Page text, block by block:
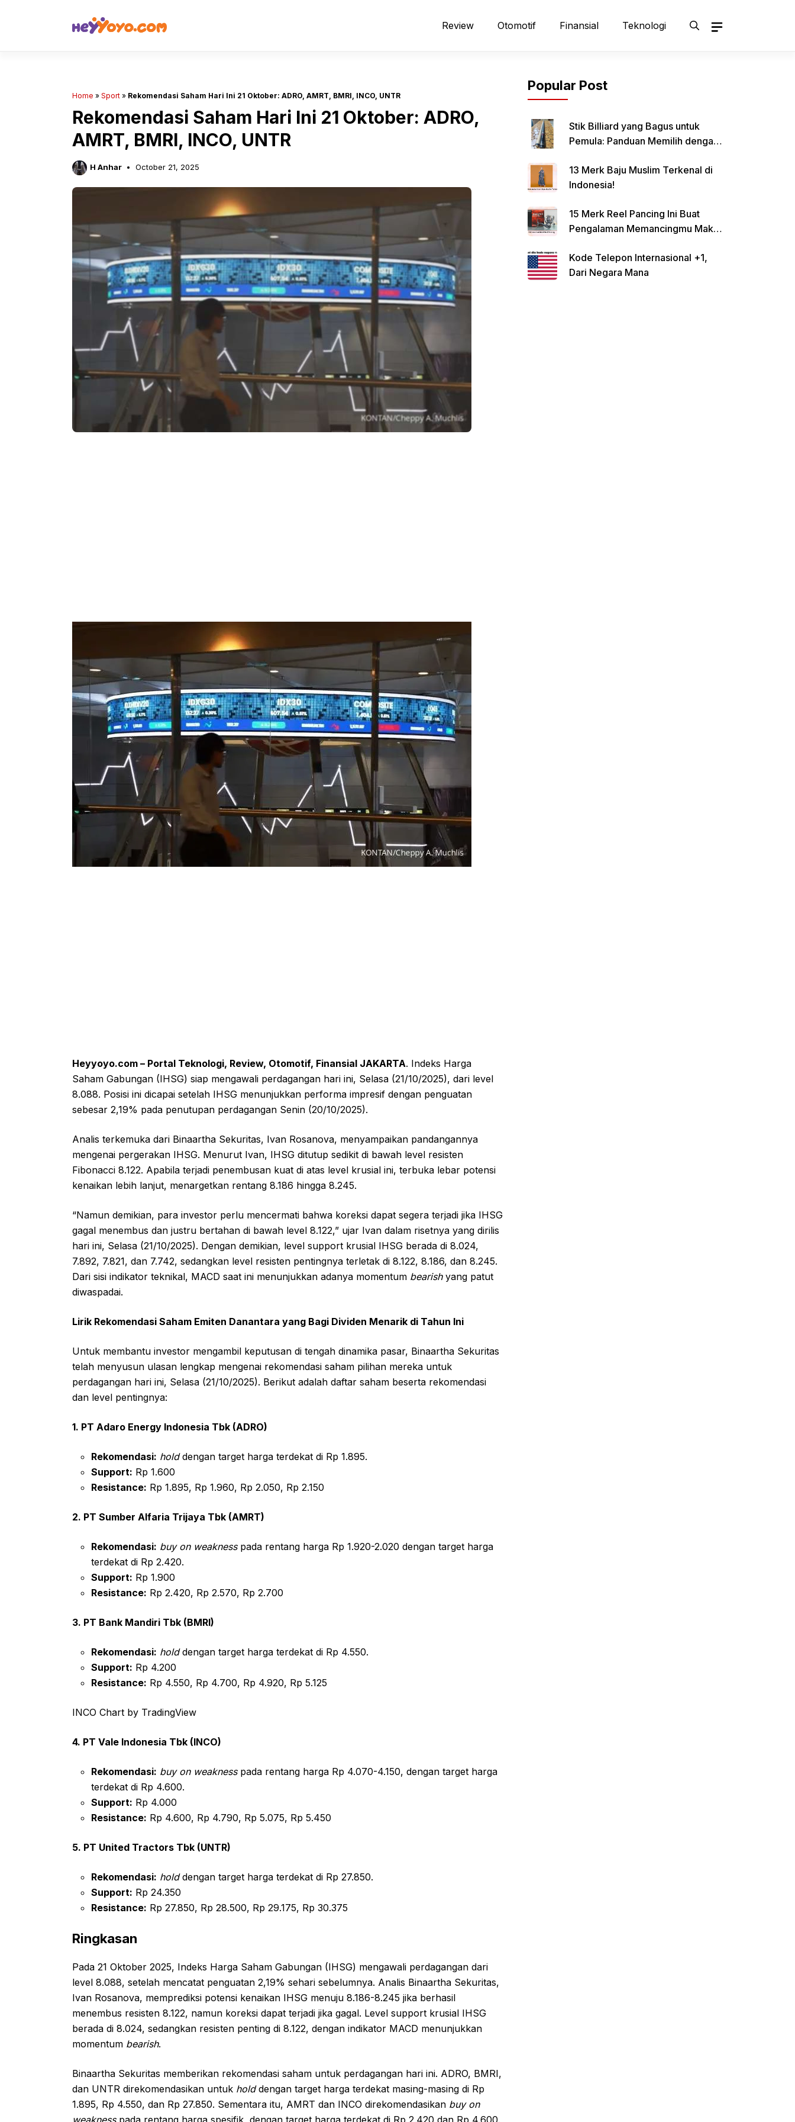
Review Otomotif Finansial Teknologi
Home » Sport » Rekomendasi Saham Hari Ini 21 Oktober: ADRO, AMRT, BMRI, INCO, UNTR
Rekomendasi Saham Hari Ini 21 Oktober: ADRO,
AMRT, BMRI, INCO, UNTR
H Anhar October 21, 2025
Heyyoyo.com – Portal Teknologi, Review, Otomotif, Finansial JAKARTA. Indeks Harga
Saham Gabungan (IHSG) siap mengawali perdagangan hari ini, Selasa (21/10/2025), dari level
8.088. Posisi ini dicapai setelah IHSG menunjukkan performa impresif dengan penguatan
sebesar 2,19% pada penutupan perdagangan Senin (20/10/2025).
Analis terkemuka dari Binaartha Sekuritas, Ivan Rosanova, menyampaikan pandangannya
mengenai pergerakan IHSG. Menurut Ivan, IHSG ditutup sedikit di bawah level resisten
Fibonacci 8.122. Apabila terjadi penembusan kuat di atas level krusial ini, terbuka lebar potensi
kenaikan lebih lanjut, menargetkan rentang 8.186 hingga 8.245.
“Namun demikian, para investor perlu mencermati bahwa koreksi dapat segera terjadi jika IHSG
gagal menembus dan justru bertahan di bawah level 8.122,” ujar Ivan dalam risetnya yang dirilis
hari ini, Selasa (21/10/2025). Dengan demikian, level support krusial IHSG berada di 8.024,
7.892, 7.821, dan 7.742, sedangkan level resisten pentingnya terletak di 8.122, 8.186, dan 8.245.
Dari sisi indikator teknikal, MACD saat ini menunjukkan adanya momentum bearishyang patut
diwaspadai.
Lirik Rekomendasi Saham Emiten Danantara yang Bagi Dividen Menarik di Tahun Ini
Untuk membantu investor mengambil keputusan di tengah dinamika pasar, Binaartha Sekuritas
telah menyusun ulasan lengkap mengenai rekomendasi saham pilihan mereka untuk
perdagangan hari ini, Selasa (21/10/2025). Berikut adalah daftar saham beserta rekomendasi
dan level pentingnya:
1. PT Adaro Energy Indonesia Tbk (ADRO)
Rekomendasi: holddengan target harga terdekat di Rp 1.895.
Support: Rp 1.600
Resistance: Rp 1.895, Rp 1.960, Rp 2.050, Rp 2.150
2. PT Sumber Alfaria Trijaya Tbk (AMRT)
Rekomendasi: buy on weaknesspada rentang harga Rp 1.920-2.020 dengan target harga
terdekat di Rp 2.420.
Support: Rp 1.900
Resistance: Rp 2.420, Rp 2.570, Rp 2.700
3. PT Bank Mandiri Tbk (BMRI)
Rekomendasi: holddengan target harga terdekat di Rp 4.550.
Support: Rp 4.200
Resistance: Rp 4.550, Rp 4.700, Rp 4.920, Rp 5.125
INCO Chart by TradingView
4. PT Vale Indonesia Tbk (INCO)
Rekomendasi: buy on weaknesspada rentang harga Rp 4.070-4.150, dengan target harga
terdekat di Rp 4.600.
Support: Rp 4.000
Resistance: Rp 4.600, Rp 4.790, Rp 5.075, Rp 5.450
5. PT United Tractors Tbk (UNTR)
Rekomendasi: holddengan target harga terdekat di Rp 27.850.
Support: Rp 24.350
Resistance: Rp 27.850, Rp 28.500, Rp 29.175, Rp 30.375
Ringkasan
Pada 21 Oktober 2025, Indeks Harga Saham Gabungan (IHSG) mengawali perdagangan dari
level 8.088, setelah mencatat penguatan 2,19% sehari sebelumnya. Analis Binaartha Sekuritas,
Ivan Rosanova, memprediksi potensi kenaikan IHSG menuju 8.186-8.245 jika berhasil
menembus resisten 8.122, namun koreksi dapat terjadi jika gagal. Level support krusial IHSG
berada di 8.024, sedangkan resisten penting di 8.122, dengan indikator MACD menunjukkan
momentum bearish.
Binaartha Sekuritas memberikan rekomendasi saham untuk perdagangan hari ini. ADRO, BMRI,
dan UNTR direkomendasikan untuk holddengan target harga terdekat masing-masing di Rp
1.895, Rp 4.550, dan Rp 27.850. Sementara itu, AMRT dan INCO direkomendasikan buy on
weaknesspada rentang harga spesifik, dengan target harga terdekat di Rp 2.420 dan Rp 4.600.
Popular Post
Stik Billiard yang Bagus untuk
Pemula: Panduan Memilih dengan
13 Merk Baju Muslim Terkenal di
Indonesia!
15 Merk Reel Pancing Ini Buat
Pengalaman Memancingmu Makin
Kode Telepon Internasional +1,
Dari Negara Mana